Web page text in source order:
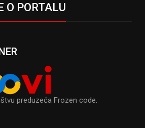
O PORTALU
preduzeća Frozen code.